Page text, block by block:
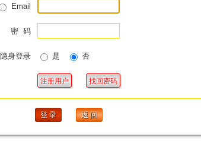
Email
密 码
隐身登录 是 否